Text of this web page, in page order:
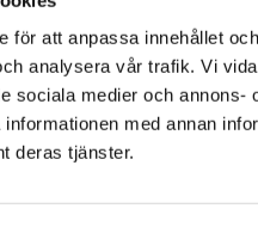
för att anpassa innehållet
analysera vår trafik. Vi
sociala medier och
med annan
deras tjänster.